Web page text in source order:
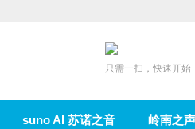
只需一扫，快速开始
suno AI 苏诺之音 岭南之